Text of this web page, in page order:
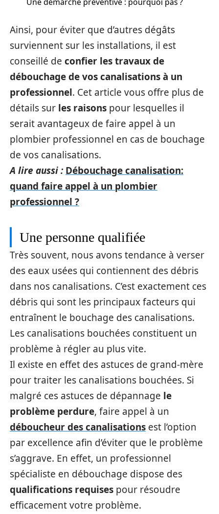
Ainsi, pour éviter que d’autres dégâts
surviennent sur les installations, il est
conseillé de confier les travaux de
débouchage de vos canalisations à un
professionnel. Cet article vous offre plus de
détails sur les raisons pour lesquelles il
serait avantageux de faire appel à un
plombier professionnel en cas de bouchage
de vos canalisations.
A lire aussi : Débouchage canalisation:
quand faire appel à un plombier
professionnel ?
Une personne qualifiée
Très souvent, nous avons tendance à verser
des eaux usées qui contiennent des débris
dans nos canalisations. C’est exactement ces
débris qui sont les principaux facteurs qui
entraînent le bouchage des canalisations.
Les canalisations bouchées constituent un
problème à régler au plus vite.
Il existe en effet des astuces de grand-mère
pour traiter les canalisations bouchées. Si
malgré ces astuces de dépannage le
problème perdure, faire appel à un
déboucheur des canalisations est l’option
par excellence afin d’éviter que le problème
s’aggrave. En effet, un professionnel
spécialiste en débouchage dispose des
qualifications requises pour résoudre
efficacement votre problème.